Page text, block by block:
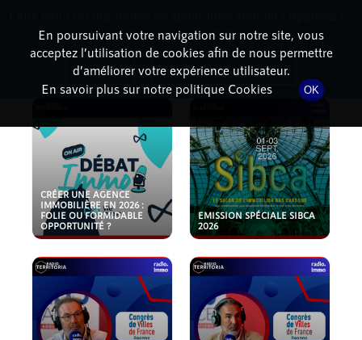
PODCASTS
CRÉER UNE AGENCE
IMMOBILIÈRE EN 2026 :
FOLIE OU FORMIDABLE
OPPORTUNITÉ ?
EMISSION SPÉCIALE SIBCA
2026
En poursuivant votre navigation sur notre site, vous
acceptez l’utilisation de cookies afin de nous permettre
d’améliorer votre expérience utilisateur.
En savoir plus sur notre politique Cookies
OK
dessous pour l'installer.
Non merci Télécharger l'application